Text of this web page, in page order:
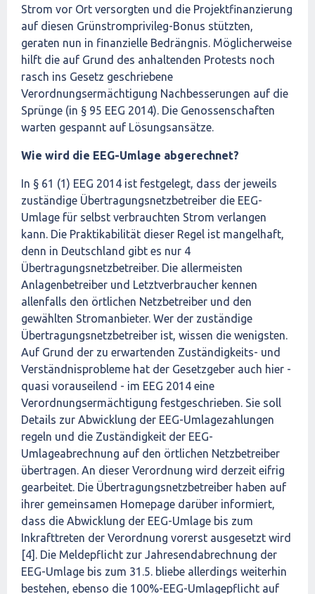
Strom vor Ort versorgten und die Projektfinanzierung
auf diesen Grünstromprivileg-Bonus stützten,
geraten nun in finanzielle Bedrängnis. Möglicherweise
hilft die auf Grund des anhaltenden Protests noch
rasch ins Gesetz geschriebene
Verordnungsermächtigung Nachbesserungen auf die
Sprünge (in § 95 EEG 2014). Die Genossenschaften
warten gespannt auf Lösungsansätze.
Wie wird die EEG-Umlage abgerechnet?
In § 61 (1) EEG 2014 ist festgelegt, dass der jeweils
zuständige Übertragungsnetzbetreiber die EEG-
Umlage für selbst verbrauchten Strom verlangen
kann. Die Praktikabilität dieser Regel ist mangelhaft,
denn in Deutschland gibt es nur 4
Übertragungsnetzbetreiber. Die allermeisten
Anlagenbetreiber und Letztverbraucher kennen
allenfalls den örtlichen Netzbetreiber und den
gewählten Stromanbieter. Wer der zuständige
Übertragungsnetzbetreiber ist, wissen die wenigsten.
Auf Grund der zu erwartenden Zuständigkeits- und
Verständnisprobleme hat der Gesetzgeber auch hier -
quasi vorauseilend - im EEG 2014 eine
Verordnungsermächtigung festgeschrieben. Sie soll
Details zur Abwicklung der EEG-Umlagezahlungen
regeln und die Zuständigkeit der EEG-
Umlageabrechnung auf den örtlichen Netzbetreiber
übertragen. An dieser Verordnung wird derzeit eifrig
gearbeitet. Die Übertragungsnetzbetreiber haben auf
ihrer gemeinsamen Homepage darüber informiert,
dass die Abwicklung der EEG-Umlage bis zum
Inkrafttreten der Verordnung vorerst ausgesetzt wird
[4]. Die Meldepflicht zur Jahresendabrechnung der
EEG-Umlage bis zum 31.5. bliebe allerdings weiterhin
bestehen, ebenso die 100%-EEG-Umlagepflicht auf